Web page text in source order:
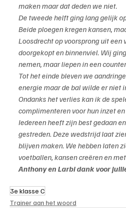
maken maar dat deden we niet.
De tweede helft ging lang gelijk
Beide ploegen kregen kansen,
Loosdrecht op voorsprong uit
doorgekopt en binnenviel. Wij
nemen, maar liepen in een
Tot het einde bleven we
energie maar de bal wilde er niet
Ondanks het verlies kan ik de
complimenteren voor hun inzet
Iedereen heeft zijn best gedaan
gestreden. Deze wedstrijd laat
blijven maken. We hebben laten
voetballen, kansen creëren en
Anthony en Larbi dank voor
3e klasse C
Trainer aan het woord